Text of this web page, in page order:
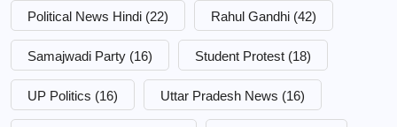
Political News Hindi (22) Rahul Gandhi (42)
Samajwadi Party (16) Student Protest (18)
UP Politics (16) Uttar Pradesh News (16)